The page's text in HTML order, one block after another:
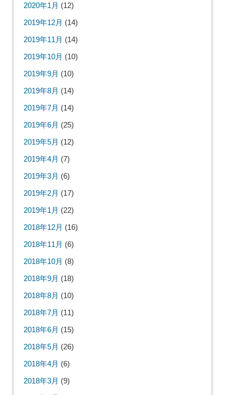
2020年1月 (12)
2019年12月 (14)
2019年11月 (14)
2019年10月 (10)
2019年9月 (10)
2019年8月 (14)
2019年7月 (14)
2019年6月 (25)
2019年5月 (12)
2019年4月 (7)
2019年3月 (6)
2019年2月 (17)
2019年1月 (22)
2018年12月 (16)
2018年11月 (6)
2018年10月 (8)
2018年9月 (18)
2018年8月 (10)
2018年7月 (11)
2018年6月 (15)
2018年5月 (26)
2018年4月 (6)
2018年3月 (9)